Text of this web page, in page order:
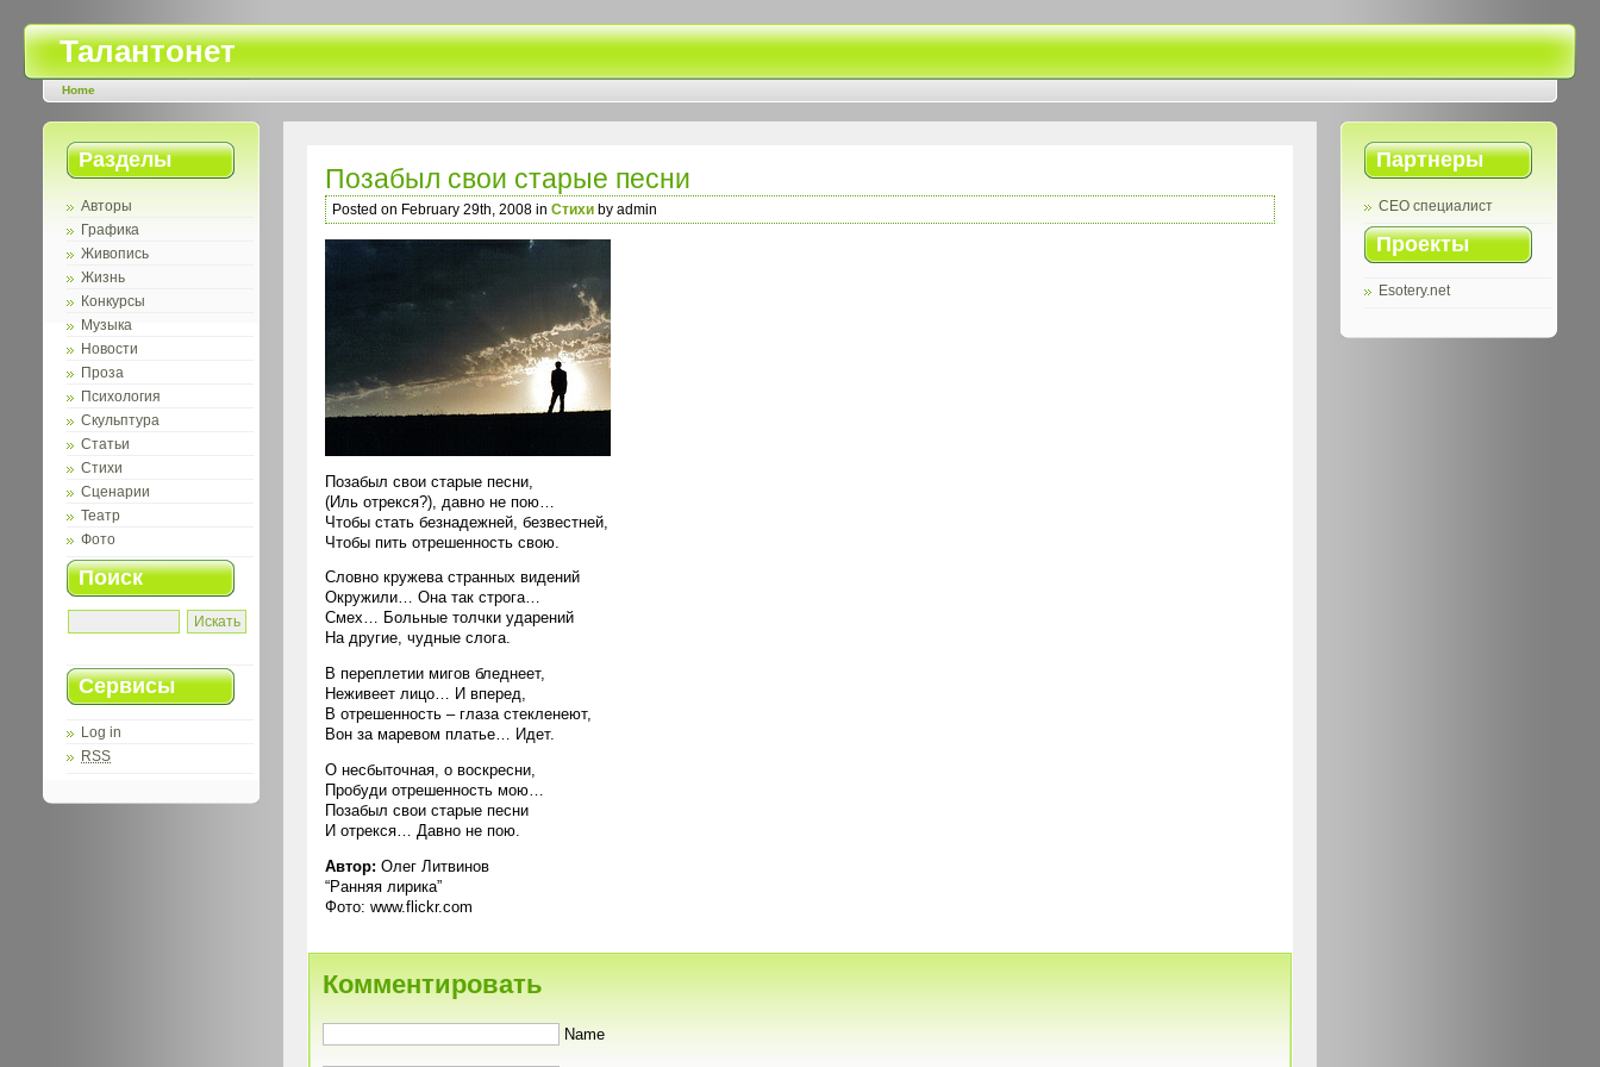
Талантонет
Home
Разделы
Авторы
Графика
Живопись
Жизнь
Конкурсы
Музыка
Новости
Проза
Психология
Скульптура
Статьи
Стихи
Сценарии
Театр
Фото
Поиск
Сервисы
Log in
RSS
Партнеры
СЕО специалист
Проекты
Esotery.net
Позабыл свои старые песни
Posted on February 29th, 2008 in Стихи by admin
Позабыл свои старые песни,
(Иль отрекся?), давно не пою…
Чтобы стать безнадежней, безвестней,
Чтобы пить отрешенность свою.
Словно кружева странных видений
Окружили… Она так строга…
Смех… Больные толчки ударений
На другие, чудные слога.
В переплетии мигов бледнеет,
Неживеет лицо… И вперед,
В отрешенность – глаза стекленеют,
Вон за маревом платье… Идет.
О несбыточная, о воскресни,
Пробуди отрешенность мою…
Позабыл свои старые песни
И отрекся… Давно не пою.
Автор: Олег Литвинов
“Ранняя лирика”
Фото: www.flickr.com
Комментировать
Name